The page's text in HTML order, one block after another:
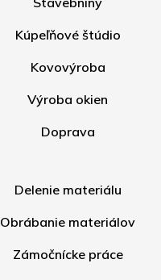
Kúpeľňové štúdio
Kovovýroba
Výroba okien
Doprava
Delenie materiálu
Obrábanie materiálov
Zámočnícke práce